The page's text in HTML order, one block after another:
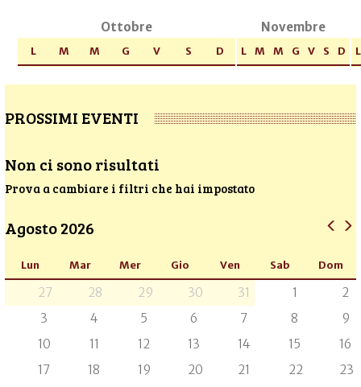
Ottobre
L M M G V S D
Novembre
L M M G V S D L
PROSSIMI EVENTI
Non ci sono risultati
Prova a cambiare i filtri che hai impostato
Agosto 2026
Lun Mar Mer Gio Ven Sab Dom
27 28 29 30 31 1
2
3
4 5 6 7 8
9
10
11 12 13 14 15
16
17
18 19 20 21 22
23